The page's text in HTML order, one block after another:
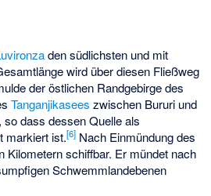
den südlichsten und mit
wird über diesen Fließweg
der östlichen Randgebirge des
Tanganjikasees zwischen Bururi und
so dass dessen Quelle als
markiert ist.[6] Nach Einmündung des
Kilometern schiffbar. Er mündet nach
Schwemmlandebenen